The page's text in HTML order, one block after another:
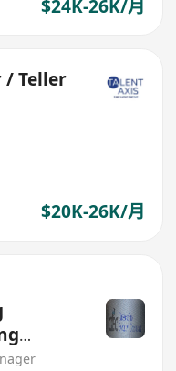
$24K-26K/月
/ Teller
$20K-26K/月